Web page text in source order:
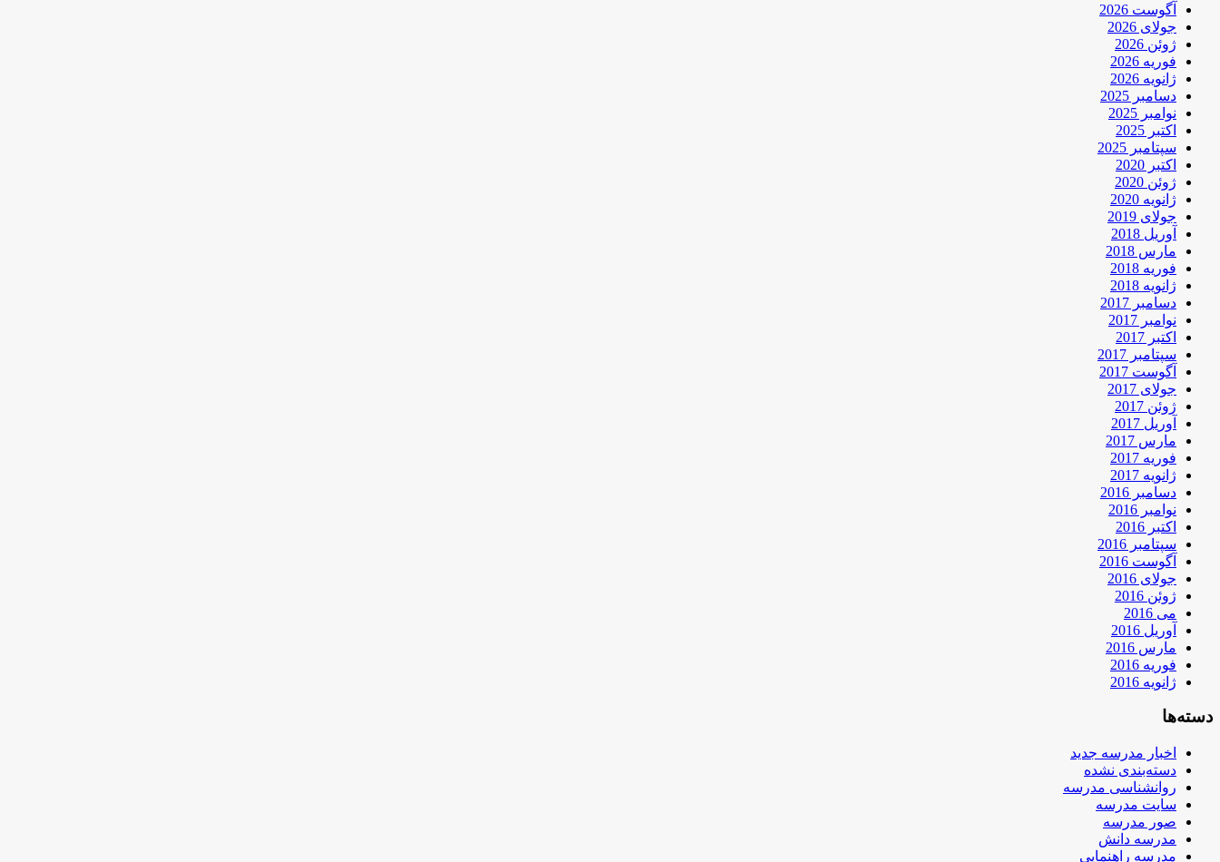
آگوست 2026
جولای 2026
ژوئن 2026
فوریه 2026
ژانویه 2026
دسامبر 2025
نوامبر 2025
اکتبر 2025
سپتامبر 2025
اکتبر 2020
ژوئن 2020
ژانویه 2020
جولای 2019
آوریل 2018
مارس 2018
فوریه 2018
ژانویه 2018
دسامبر 2017
نوامبر 2017
اکتبر 2017
سپتامبر 2017
آگوست 2017
جولای 2017
ژوئن 2017
آوریل 2017
مارس 2017
فوریه 2017
ژانویه 2017
دسامبر 2016
نوامبر 2016
اکتبر 2016
سپتامبر 2016
آگوست 2016
جولای 2016
ژوئن 2016
می 2016
آوریل 2016
مارس 2016
فوریه 2016
ژانویه 2016
دسته‌ها
اخبار مدرسه جدید
دسته‌بندی نشده
روانشناسی مدرسه
سایت مدرسه
صور مدرسه
مدرسه دانش
مدرسه راهنمایی